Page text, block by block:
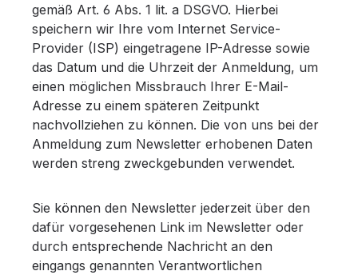
gemäß Art. 6 Abs. 1 lit. a DSGVO. Hierbei
speichern wir Ihre vom Internet Service-
Provider (ISP) eingetragene IP-Adresse sowie
das Datum und die Uhrzeit der Anmeldung, um
einen möglichen Missbrauch Ihrer E-Mail-
Adresse zu einem späteren Zeitpunkt
nachvollziehen zu können. Die von uns bei der
Anmeldung zum Newsletter erhobenen Daten
werden streng zweckgebunden verwendet.
Sie können den Newsletter jederzeit über den
dafür vorgesehenen Link im Newsletter oder
durch entsprechende Nachricht an den
eingangs genannten Verantwortlichen